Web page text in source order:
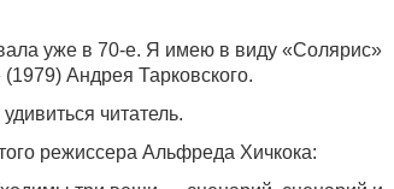
уже в 70-е. Я имею в виду «Солярис»
Андрея Тарковского.
читатель.
режиссера Альфреда Хичкока: